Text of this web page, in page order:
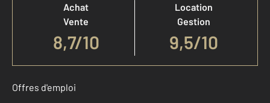
Achat
Vente
8,7/10
Location
Gestion
9,5/10
Offres d'emploi